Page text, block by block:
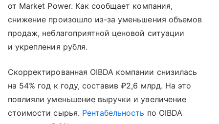
от Market Power. Как сообщает компания,
снижение произошло из-за уменьшения объемов
продаж, неблагоприятной ценовой ситуации
и укрепления рубля.
Скорректированная OIBDA компании снизилась
на 54% год к году, составив ₽2,6 млрд. На это
повлияли уменьшение выручки и увеличение
стоимости сырья. Рентабельность по OIBDA